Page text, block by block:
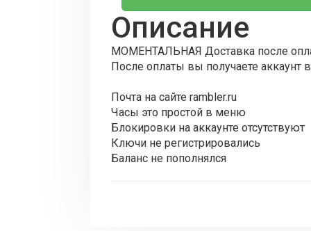
Описание
МОМЕНТАЛЬНАЯ Доставка после
После оплаты вы получаете аккаунт
Почта на сайте rambler.ru
Часы это простой в меню
Блокировки на аккаунте отсутствуют
Ключи не регистрировались
Баланс не пополнялся